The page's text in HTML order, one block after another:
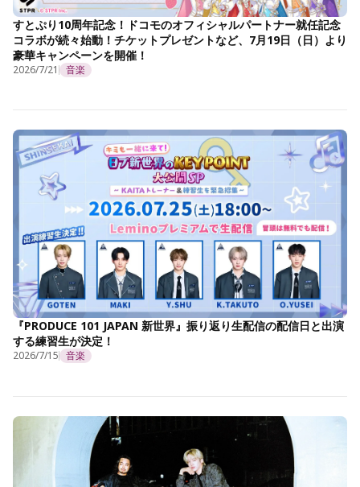
すとぷり10周年記念！ドコモのオフィシャルパートナー就任記念
コラボが続々始動！チケットプレゼントなど、7月19日（日）より
豪華キャンペーンを開催！
2026/7/21 音楽
『PRODUCE 101 JAPAN 新世界』振り返り生配信の配信日と出演
する練習生が決定！
2026/7/15 音楽